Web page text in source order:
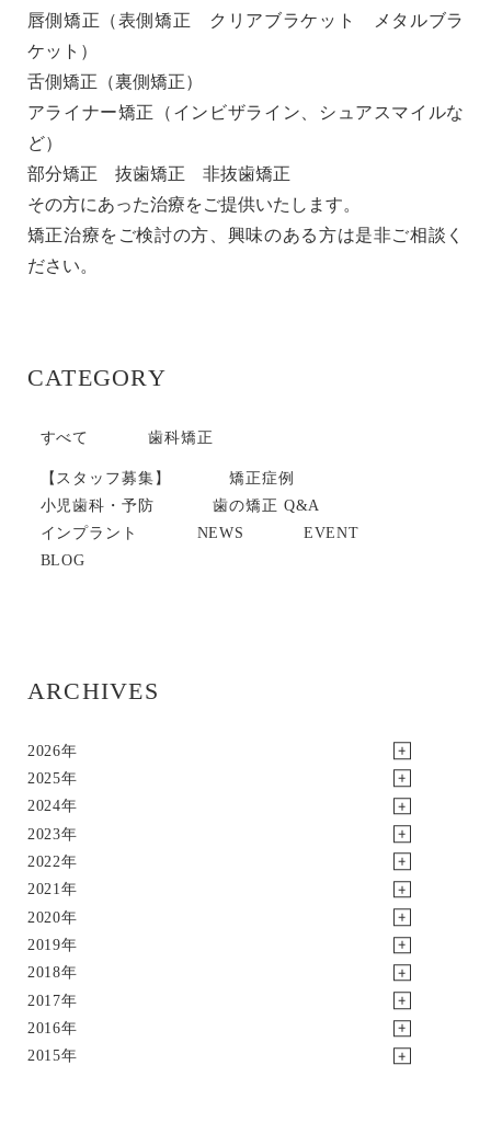
CATEGORY
すべて 歯科矯正
【スタッフ募集】
矯正症例
小児歯科・予防
歯の矯正 Q&A
インプラント
NEWS
EVENT
BLOG
ARCHIVES
2026年
2025年
2024年
2023年
2022年
2021年
2020年
2019年
2018年
2017年
2016年
2015年
唇側矯正（表側矯正 クリアブラケット メタルブラ
ケット）
舌側矯正（裏側矯正）
アライナー矯正（インビザライン、シュアスマイルな
ど）
部分矯正 抜歯矯正 非抜歯矯正
その方にあった治療をご提供いたします。
矯正治療をご検討の方、興味のある方は是非ご相談く
ださい。